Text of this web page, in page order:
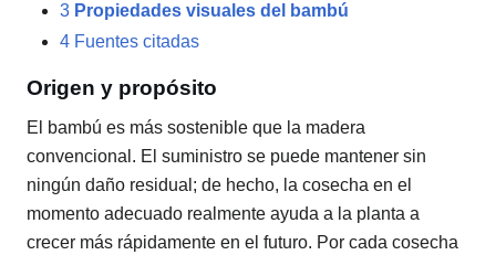
3 Propiedades visuales del bambú
4 Fuentes citadas
Origen y propósito
El bambú es más sostenible que la madera
convencional. El suministro se puede mantener sin
ningún daño residual; de hecho, la cosecha en el
momento adecuado realmente ayuda a la planta a
crecer más rápidamente en el futuro. Por cada cosecha